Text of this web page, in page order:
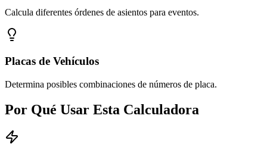
Calcula diferentes órdenes de asientos para eventos.
Placas de Vehículos
Determina posibles combinaciones de números de placa.
Por Qué Usar Esta Calculadora